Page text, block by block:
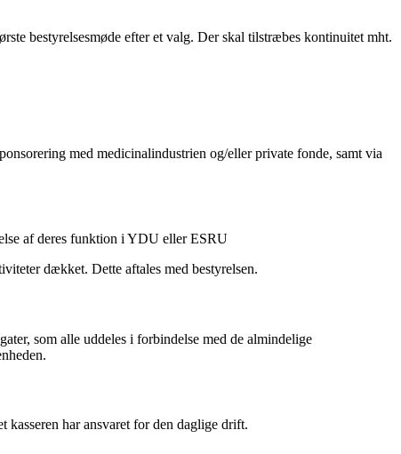
bestyrelsesmøde efter et valg. Der skal tilstræbes kontinuitet mht.
med medicinalindustrien og/eller private fonde, samt via
af deres funktion i YDU eller ESRU
dækket. Dette aftales med bestyrelsen.
som alle uddeles i forbindelse med de almindelige
har ansvaret for den daglige drift.